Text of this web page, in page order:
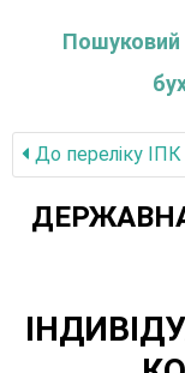
Пошуковий
До переліку IПК